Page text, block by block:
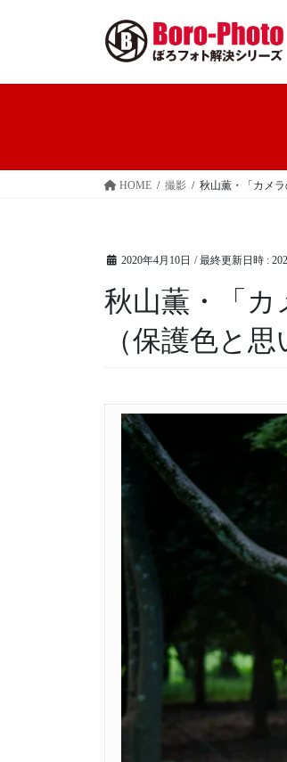
HOME 撮影 秋山薫・「カメ
2020年4月10日 / 最終更新日時 :
秋山薫・「カ
（保護色と思